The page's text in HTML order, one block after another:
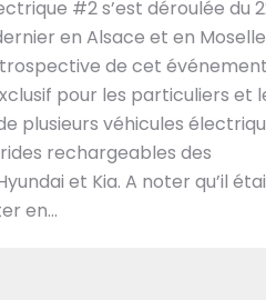
#2 s’est déroulée du
en Alsace et en
de cet événement
pour les particuliers et
plusieurs véhicules
rechargeables des
et Kia. A noter qu’il
en…